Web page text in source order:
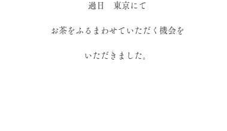
過日　東京にて
お茶をふるまわせていただく機会を
いただきました。